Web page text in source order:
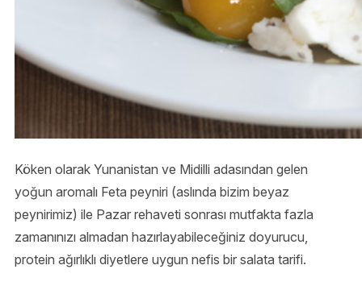
Köken olarak Yunanistan ve Midilli adasından gelen
yoğun aromalı Feta peyniri (aslında bizim beyaz
peynirimiz) ile Pazar rehaveti sonrası mutfakta fazla
zamanınızı almadan hazırlayabileceğiniz doyurucu,
protein ağırlıklı diyetlere uygun nefis bir salata tarifi.